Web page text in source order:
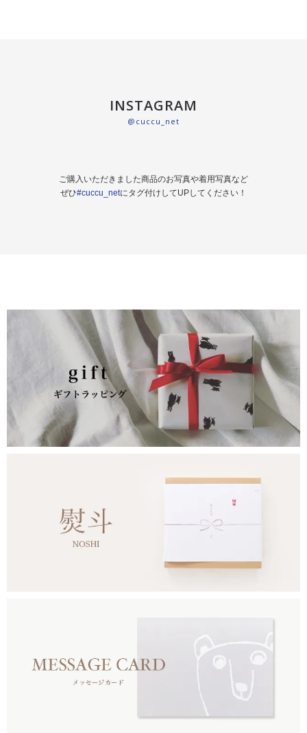
INSTAGRAM
@cuccu_net
ご購入いただきました商品のお写真や着用写真など
ぜひ#cuccu_netにタグ付けしてUPしてください！